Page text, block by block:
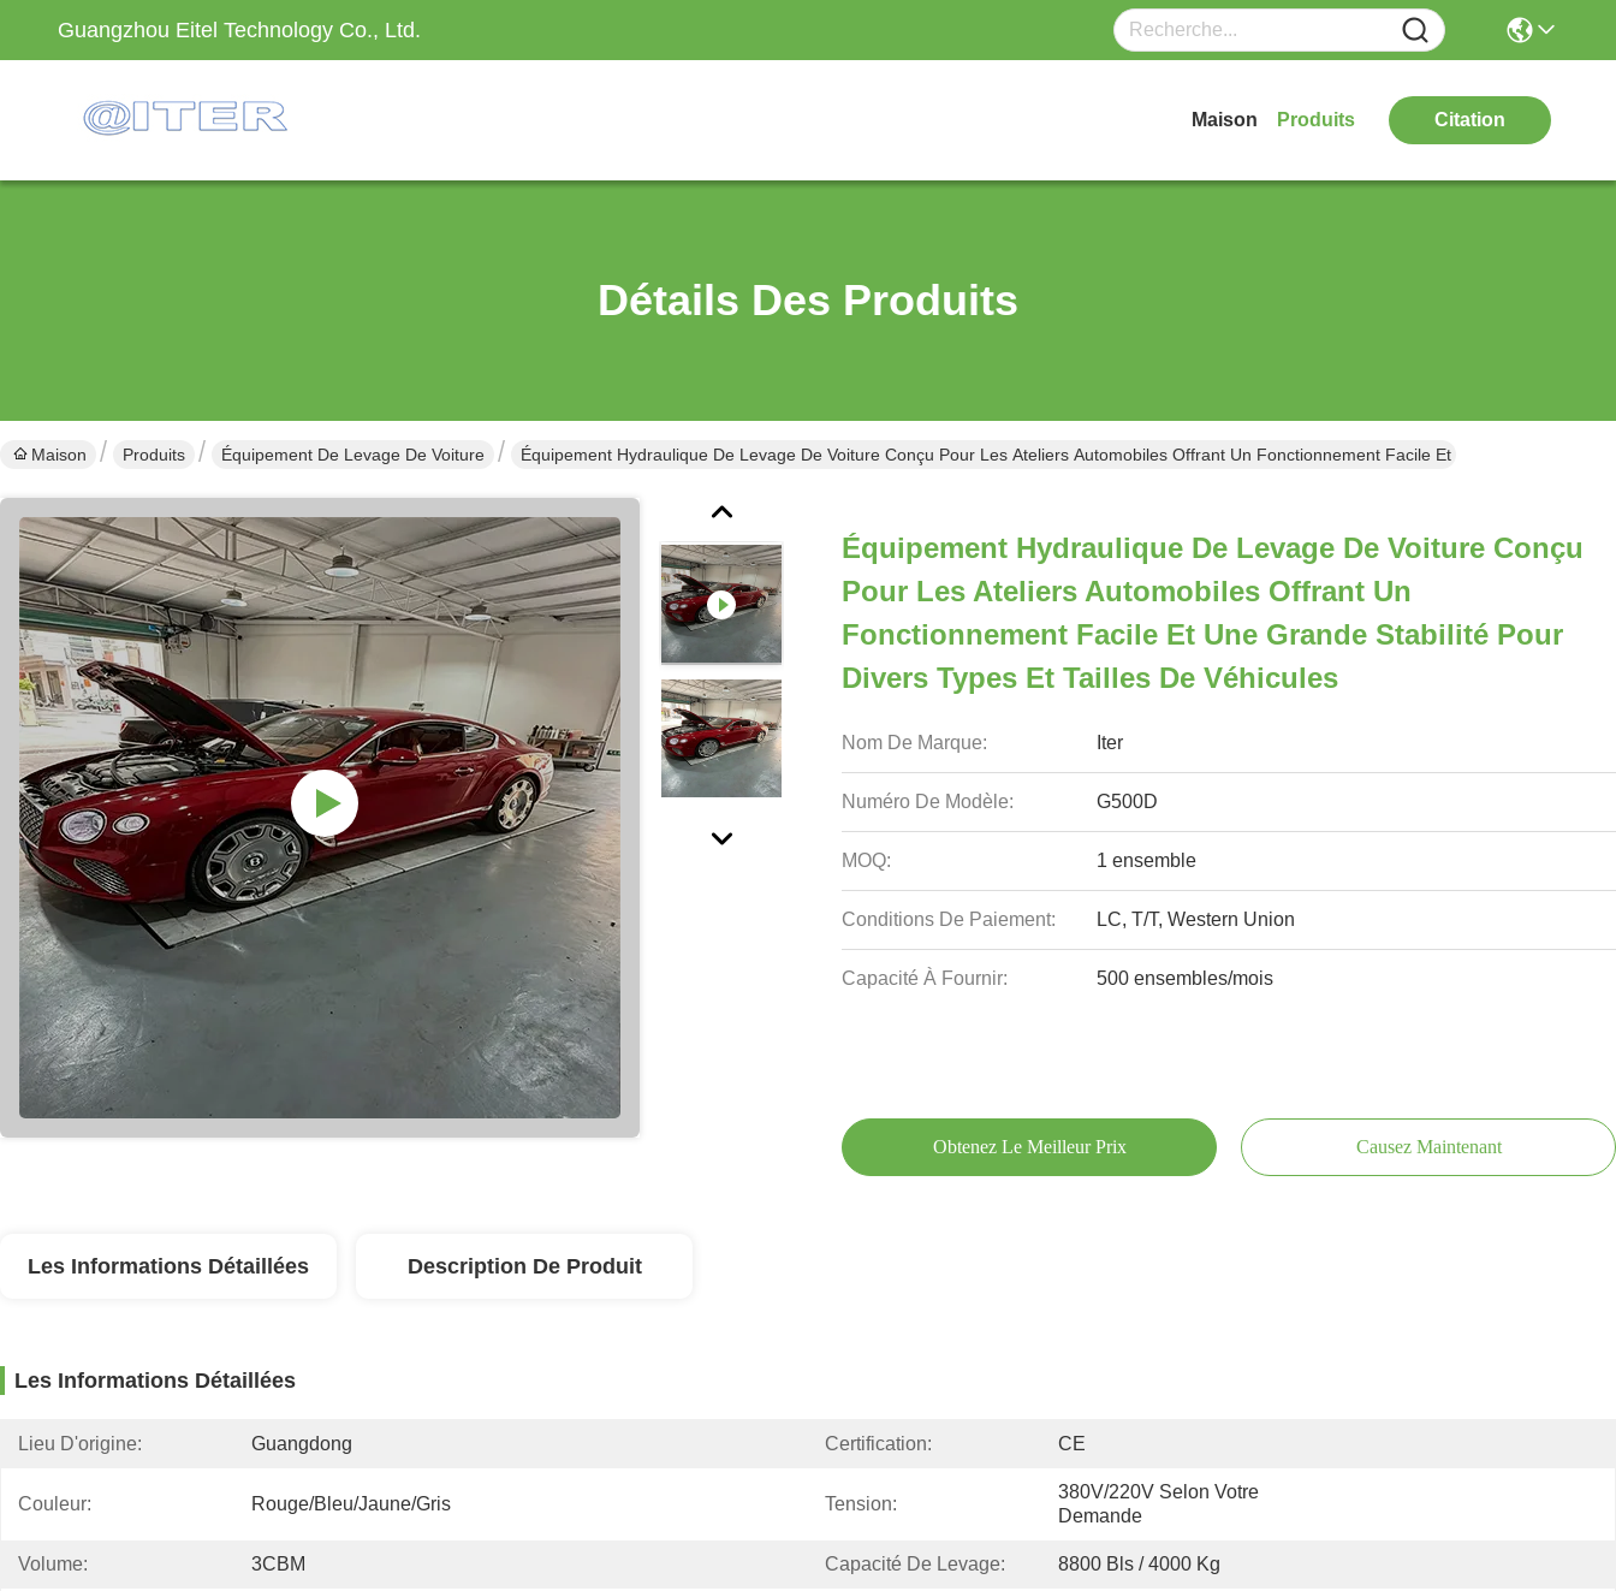
Guangzhou Eitel Technology Co., Ltd.
Maison Produits Citation
Détails Des Produits
Maison Produits Équipement De Levage De Voiture Équipement Hydraulique De Levage De Voiture Conçu Pour Les Ateliers Automobiles Offrant Un Fonctionnement Facile Et Une Grande
Équipement Hydraulique De Levage De Voiture Conçu
Pour Les Ateliers Automobiles Offrant Un
Fonctionnement Facile Et Une Grande Stabilité Pour
Divers Types Et Tailles De Véhicules
Nom De Marque: Iter
Numéro De Modèle: G500D
MOQ: 1 ensemble
Conditions De Paiement: LC, T/T, Western Union
Capacité À Fournir: 500 ensembles/mois
Obtenez Le Meilleur Prix Causez Maintenant
Les Informations Détaillées Description De Produit
Les Informations Détaillées
Lieu D'origine: Guangdong Certification: CE
Couleur: Rouge/bleu/jaune/gris Tension:
380V/220V Selon Votre
Demande
Volume: 3CBM Capacité De Levage: 8800 Bls / 4000 Kg